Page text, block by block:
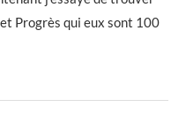
Progrès qui eux sont 100